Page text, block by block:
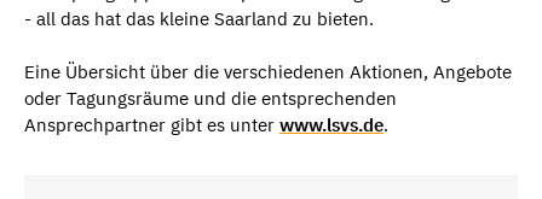
- all das hat das kleine Saarland zu bieten.
Eine Übersicht über die verschiedenen Aktionen, Angebote
oder Tagungsräume und die entsprechenden
Ansprechpartner gibt es unter www.lsvs.de.